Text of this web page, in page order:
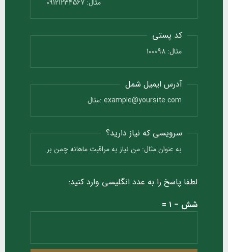
کد پستی
آدرس ایمیل شمل
سرویسی که نیاز دارید؟
لطفا پاسخ را به عدد انگلیسی وارد کنید:
شش − ۱ =